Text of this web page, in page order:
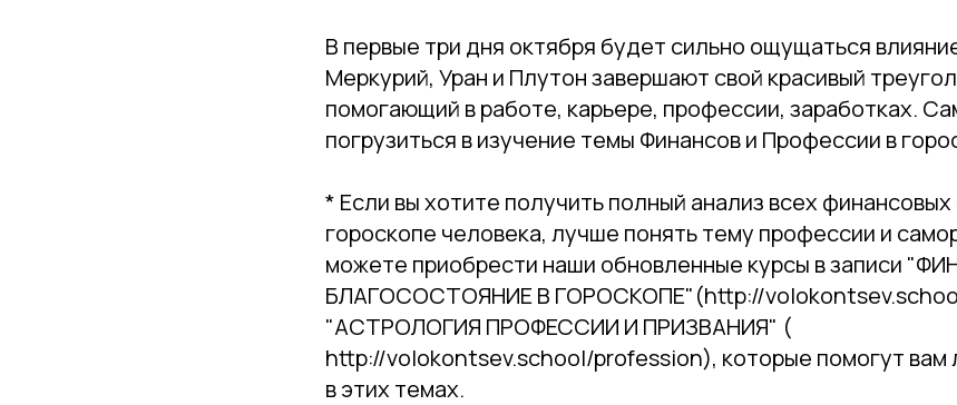
В первые три дня октября будет сильно ощущаться
Меркурий, Уран и Плутон завершают свой красивый
помогающий в работе, карьере, профессии, заработках.
погрузиться в изучение темы Финансов и Профессии в
* Если вы хотите получить полный анализ всех
гороскопе человека, лучше понять тему профессии и
можете приобрести наши обновленные курсы в записи
БЛАГОСОСТОЯНИЕ В ГОРОСКОПЕ"(http://
"АСТРОЛОГИЯ ПРОФЕССИИ И ПРИЗВАНИЯ" (
http://volokontsev.school/profession), которые помогут вам
в этих темах.